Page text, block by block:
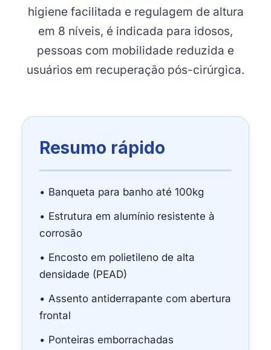
higiene facilitada e regulagem de altura
em 8 níveis, é indicada para idosos,
pessoas com mobilidade reduzida e
usuários em recuperação pós-cirúrgica.
Resumo rápido
• Banqueta para banho até 100kg
• Estrutura em alumínio resistente à
corrosão
• Encosto em polietileno de alta
densidade (PEAD)
• Assento antiderrapante com abertura
frontal
• Ponteiras emborrachadas